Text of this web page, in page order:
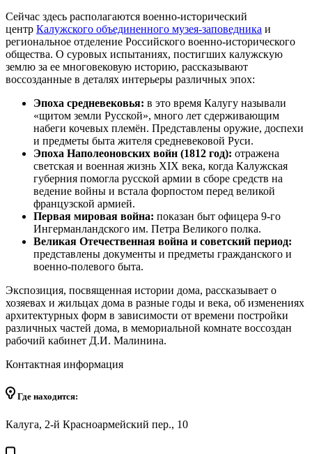
Сейчас здесь располагаются военно-исторический
центр Калужского объединенного музея-заповедника и
региональное отделение Российского военно-исторического
общества. О суровых испытаниях, постигших калужскую
землю за ее многовековую историю, рассказывают
воссозданные в деталях интерьеры различных эпох:
Эпоха средневековья: в это время Калугу называли
«щитом земли Русской», много лет сдерживающим
набеги кочевых племён. Представлены оружие, доспехи
и предметы быта жителя средневековой Руси.
Эпоха Наполеоновских войн (1812 год): отражена
светская и военная жизнь XIX века, когда Калужская
губерния помогла русской армии в сборе средств на
ведение войны и встала форпостом перед великой
французской армией.
Первая мировая война: показан быт офицера 9-го
Ингерманландского им. Петра Великого полка.
Великая Отечественная война и советский период:
представлены документы и предметы гражданского и
военно-полевого быта.
Экспозиция, посвященная истории дома, рассказывает о
хозяевах и жильцах дома в разные годы и века, об изменениях
архитектурных форм в зависимости от времени постройки
различных частей дома, в мемориальной комнате воссоздан
рабочий кабинет Д.И. Малинина.
Контактная информация
Где находится:
Калуга, 2-й Красноармейский пер., 10